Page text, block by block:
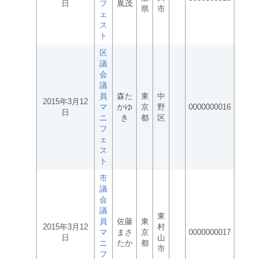
日
フ
ェ
ス
ト
胤茂
県
市
2015年3月12
日
区
議
会
議
員
マ
ニ
フ
ェ
ス
ト
森た
かゆ
き
東
京
都
中
野
区
0000000016
2015年3月12
日
市
議
会
議
員
マ
ニ
フ
佐藤
まさ
たか
東
京
都
東
村
山
市
0000000017